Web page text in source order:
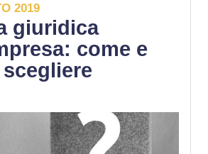
attento rivolto ai motivi per
2019
giuridica
come e